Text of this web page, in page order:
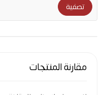
تصفية
مقارنة المنتجات